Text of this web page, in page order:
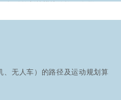
能力，能够快速定位和解决软件
学习和探索欲望，能够不断提升
运动控制等模块的软硬件联调；
位建图算法；
位模块的精度、速度与鲁棒性。
、自动化、机械电子、信息通
、无人车）的路径及运动规划算